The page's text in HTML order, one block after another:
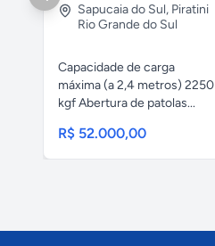
Sapucaia do Sul, Piratini
Rio Grande do Sul
Capacidade de carga
máxima (a 2,4 metros) 2250
kgf Abertura de patolas...
R$ 52.000,00